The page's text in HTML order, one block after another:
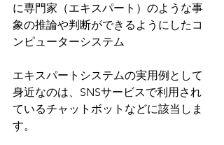
に専門家（エキスパート）のような事
象の推論や判断ができるようにしたコ
ンピューターシステム
エキスパートシステムの実用例として
身近なのは、SNSサービスで利用され
ているチャットボットなどに該当しま
す。